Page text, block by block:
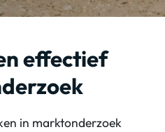
effectief
in marktonderzoek